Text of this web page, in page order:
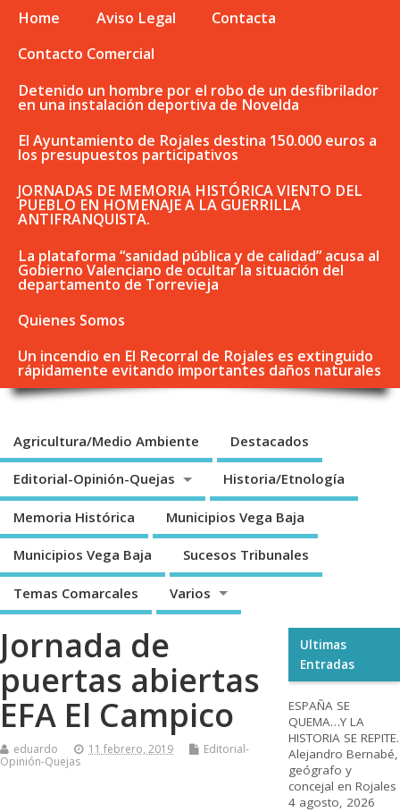
Home Aviso Legal
Contacta
Contacto Comercial
Detenido un hombre por el robo de un desfibrilador
en una instalación deportiva de Novelda
El Ayuntamiento de Rojales destina 150.000 euros a
los presupuestos participativos
JORNADAS DE MEMORIA HISTÓRICA VIENTO DEL
PUEBLO EN HOMENAJE A LA GUERRILLA
ANTIFRANQUISTA.
La plataforma “sanidad pública y de calidad” acusa al
Gobierno Valenciano de ocultar la situación del
departamento de Torrevieja
Quienes Somos
Un incendio en El Recorral de Rojales es extinguido
rápidamente evitando importantes daños naturales
Agricultura/Medio Ambiente Destacados
Editorial-Opinión-Quejas Historia/Etnología
Memoria Histórica Municipios Vega Baja
Municipios Vega Baja Sucesos Tribunales
Temas Comarcales Varios
Jornada de
puertas abiertas
EFA El Campico
eduardo 11 febrero, 2019
Editorial-
Opinión-Quejas
Ultimas
Entradas
ESPAÑA SE
QUEMA…Y LA
HISTORIA SE REPITE.
Alejandro Bernabé,
geógrafo y
concejal en Rojales
4 agosto, 2026